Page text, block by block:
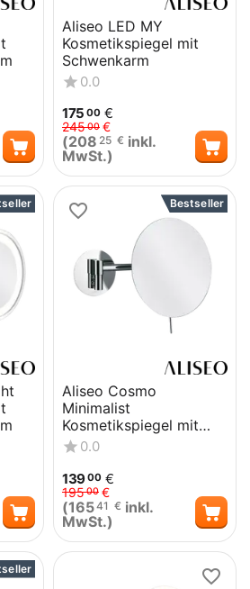
sie besonders langlebig und
den täglichen Einsatz im Hotel.
Farben und Ausführungen,
an jedes Interieur an.
Aliseo LED MY
Kosmetikspiegel mit
Schwenkarm
0.0
175 00 €
24500 €
(208 25 € inkl.
MwSt.)
Bestseller
Aliseo Cosmo
Minimalist
Kosmetikspiegel mit
Schwenkarm
0.0
13900 €
19500 €
(16541 € inkl.
MwSt.)